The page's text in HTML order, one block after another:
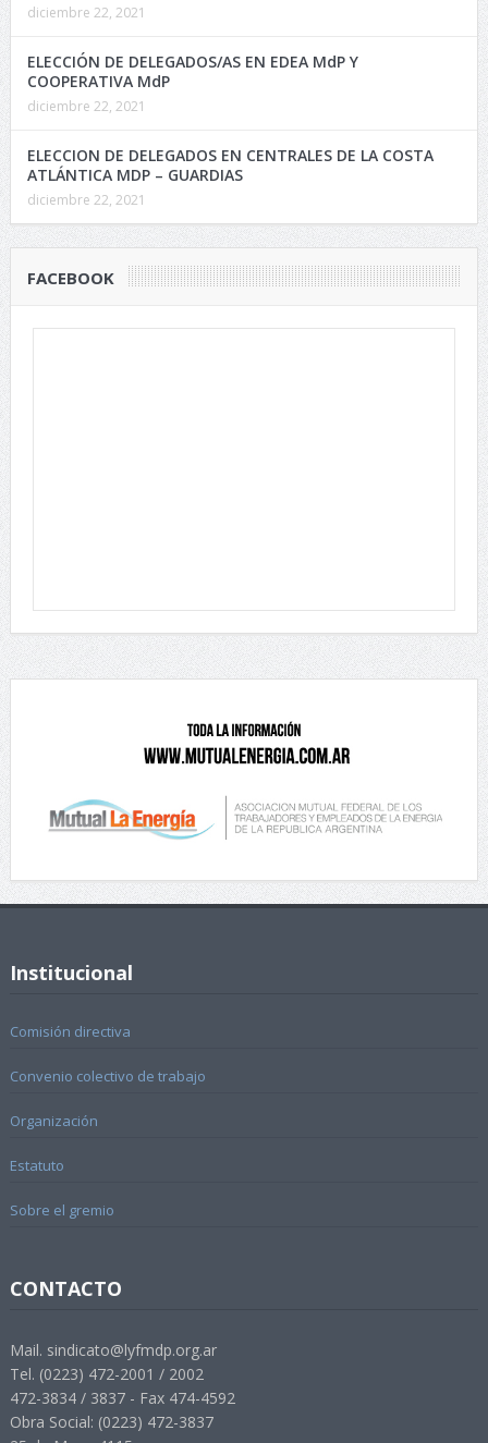
diciembre 22, 2021
ELECCIÓN DE DELEGADOS/AS EN EDEA MdP Y
COOPERATIVA MdP
diciembre 22, 2021
ELECCION DE DELEGADOS EN CENTRALES DE LA COSTA
ATLÁNTICA MDP – GUARDIAS
diciembre 22, 2021
FACEBOOK
Institucional
Comisión directiva
Convenio colectivo de trabajo
Organización
Estatuto
Sobre el gremio
CONTACTO
Mail. sindicato@lyfmdp.org.ar
Tel. (0223) 472-2001 / 2002
472-3834 / 3837 - Fax 474-4592
Obra Social: (0223) 472-3837